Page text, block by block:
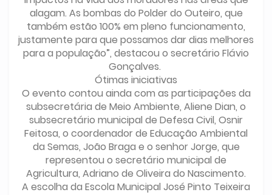
alagam. As bombas do Polder do Outeiro, que
também estão 100% em pleno funcionamento,
justamente para que possamos dar dias melhores
para a população”, destacou o secretário Flávio
Gonçalves.
Ótimas iniciativas
O evento contou ainda com as participações da
subsecretária de Meio Ambiente, Aliene Dian, o
subsecretário municipal de Defesa Civil, Osnir
Feitosa, o coordenador de Educação Ambiental
da Semas, João Braga e o senhor Jorge, que
representou o secretário municipal de
Agricultura, Adriano de Oliveira do Nascimento.
A escolha da Escola Municipal José Pinto Teixeira